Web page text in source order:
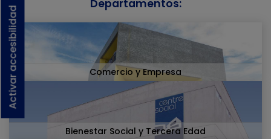
Activar accesibilidad
Departamentos:
Comercio y Empresa
Bienestar Social y Tercera Edad